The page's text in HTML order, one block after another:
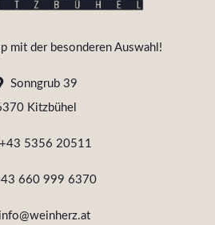
mit der besonderen Auswahl!
Sonngrub 39
Kitzbühel
+43 5356 20511
660 999 6370
info@weinherz.at